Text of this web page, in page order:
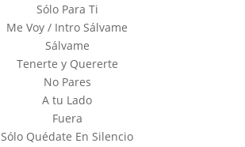
Sólo Para Ti
Me Voy / Intro Sálvame
Sálvame
Tenerte y Quererte
No Pares
A tu Lado
Fuera
Sólo Quédate En Silencio